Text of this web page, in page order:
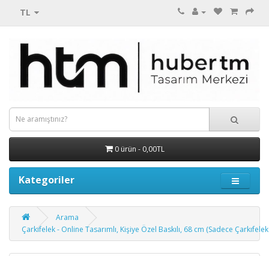
TL
0 ürün - 0,00TL
Kategoriler
Arama
Çarkıfelek - Online Tasarımlı, Kişiye Özel Baskılı, 68 cm (Sadece Çarkıfelek